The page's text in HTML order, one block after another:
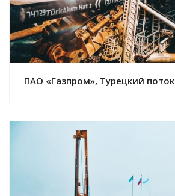
ПАО «Газпром», Турецкий поток